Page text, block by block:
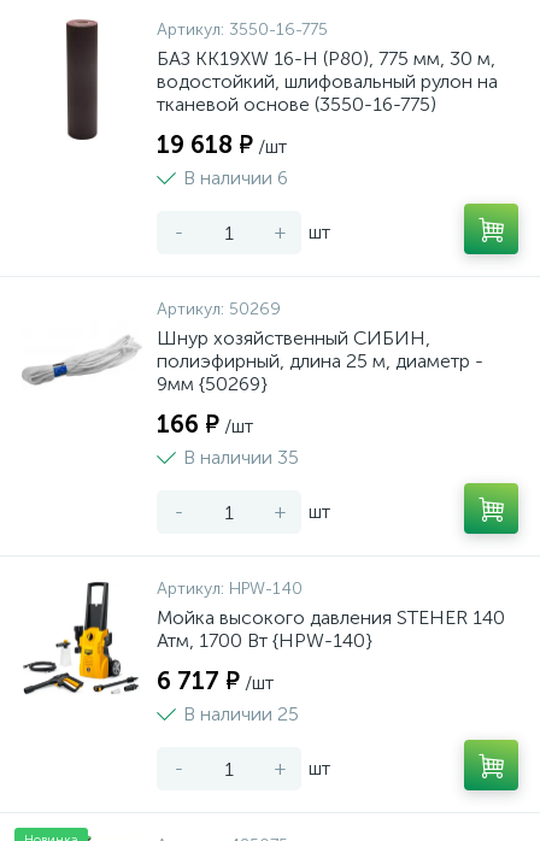
Артикул: 3550-16-775
БАЗ KK19XW 16-H (Р80), 775 мм, 30 м,
водостойкий, шлифовальный рулон на
тканевой основе (3550-16-775)
19 618 ₽ /шт
В наличии 6
- + шт
Артикул: 50269
Шнур хозяйственный СИБИН,
полиэфирный, длина 25 м, диаметр -
9мм {50269}
166 ₽ /шт
В наличии 35
- + шт
Артикул: HPW-140
Мойка высокого давления STEHER 140
Атм, 1700 Вт {HPW-140}
6 717 ₽ /шт
В наличии 25
- + шт